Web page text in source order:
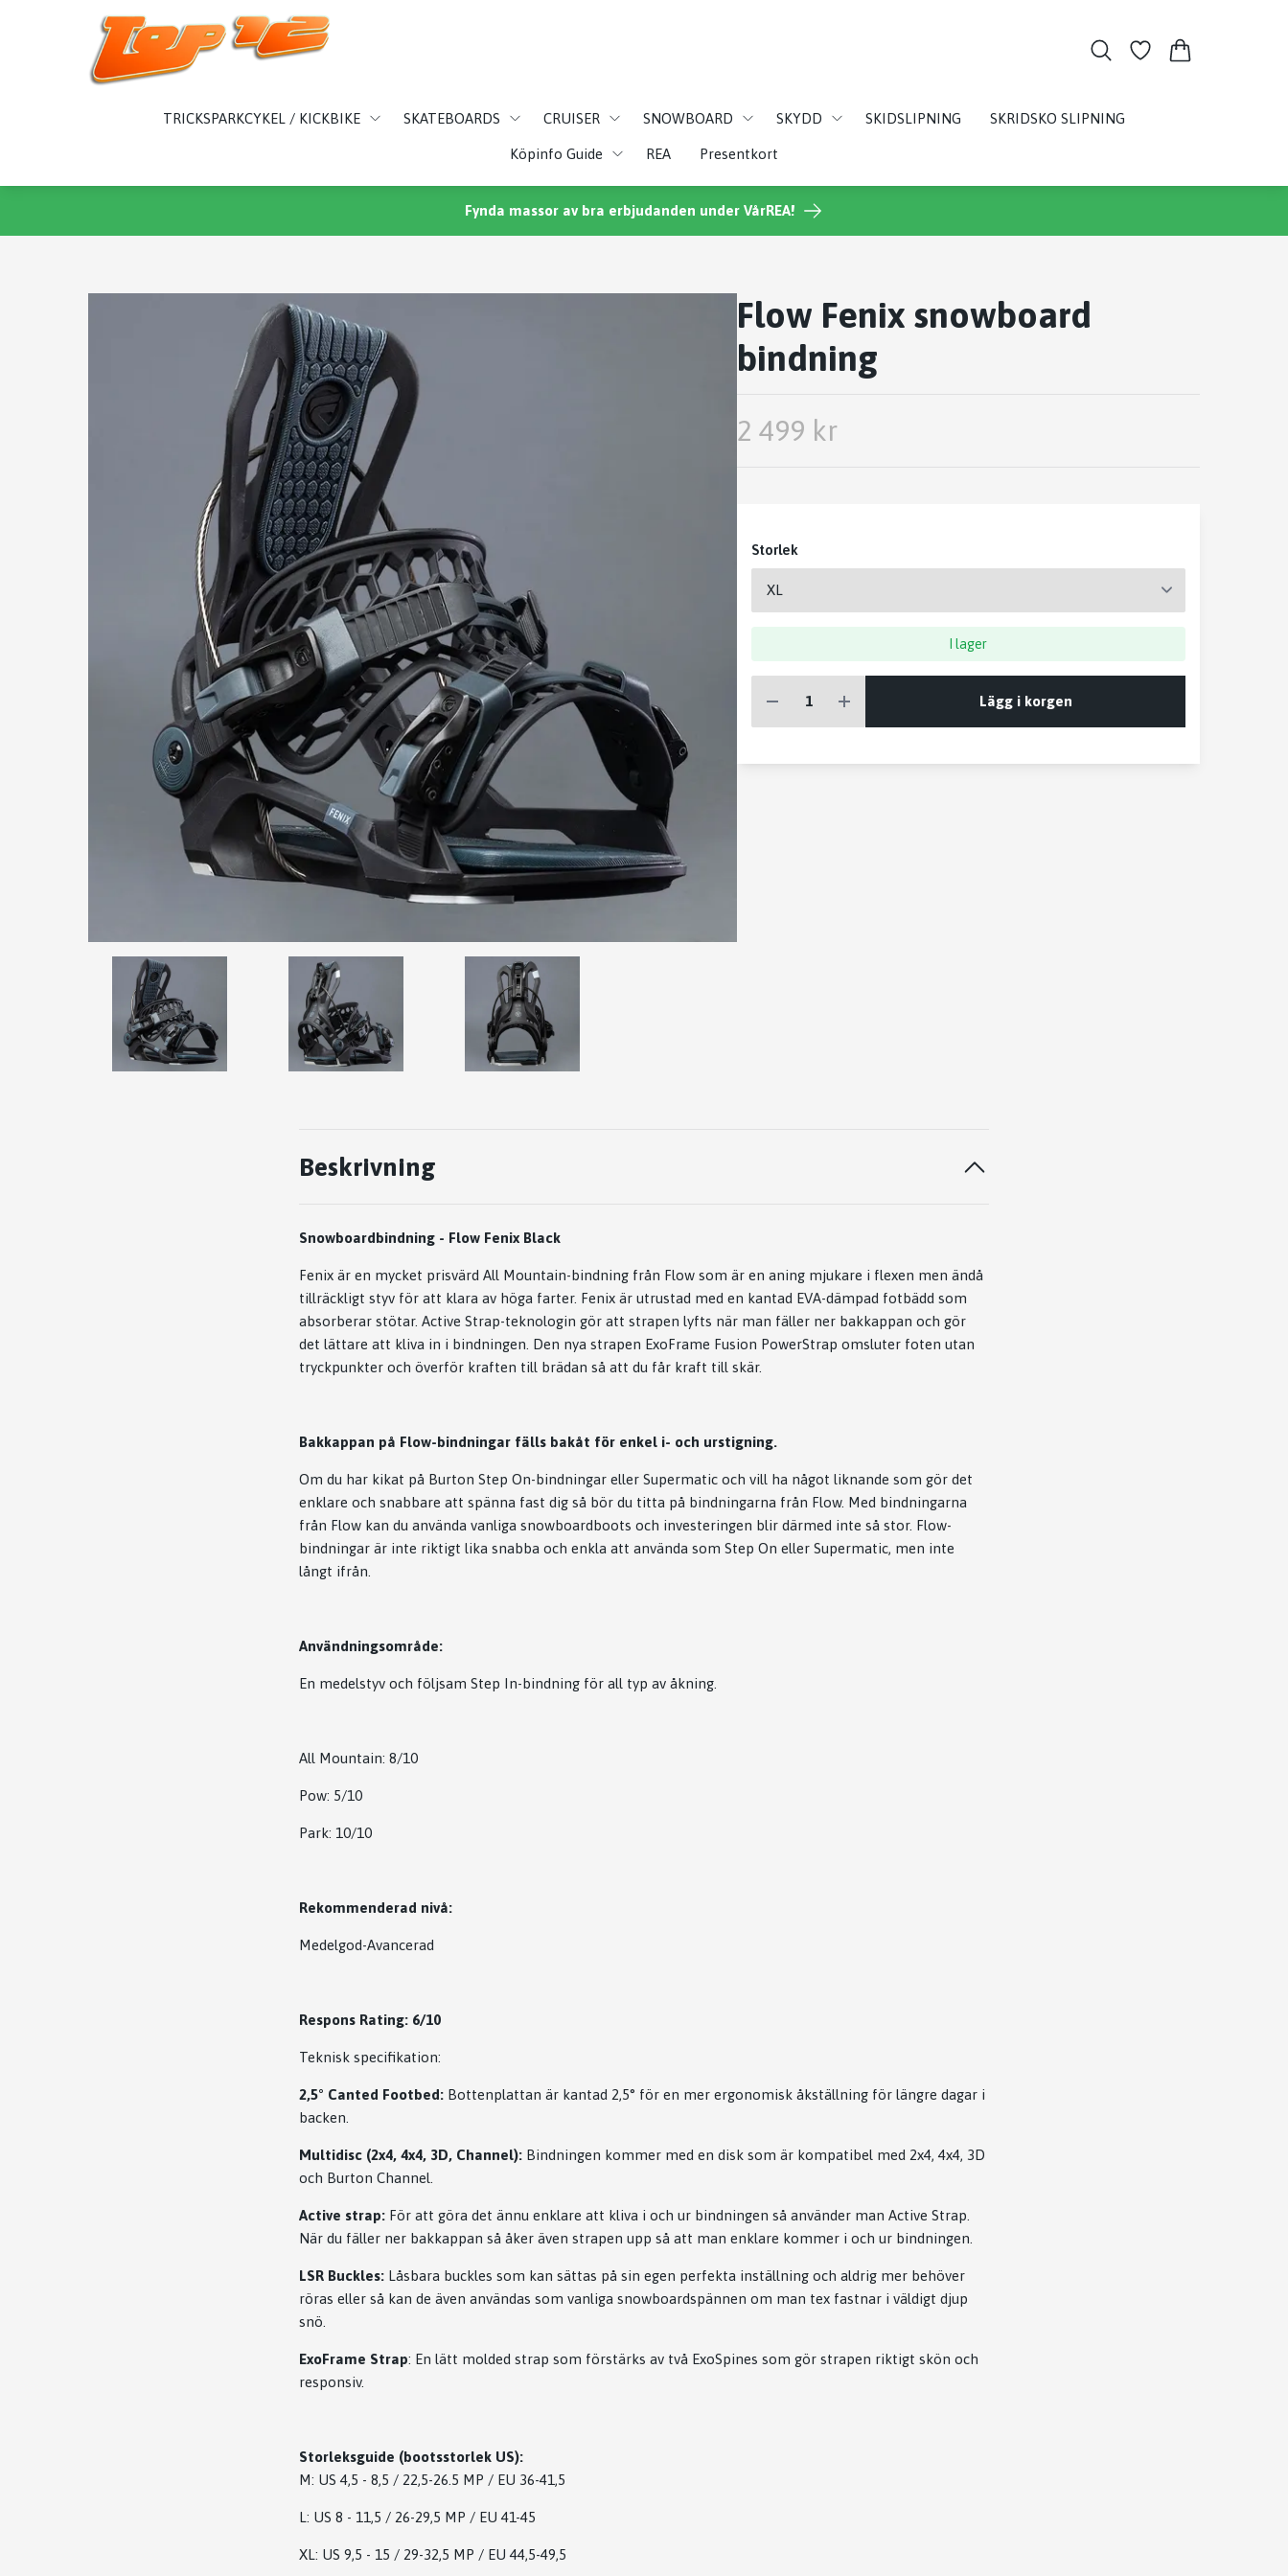
TRICKSPARKCYKEL / KICKBIKE SKATEBOARDS CRUISER SNOWBOARD SKYDD SKIDSLIPNING SKRIDSKO SLIPNING
Köpinfo Guide REA Presentkort
Fynda massor av bra erbjudanden under VårREA!
Flow Fenix snowboard
bindning
2 499 kr
Storlek
I lager
Lägg i korgen
Beskrivning
Snowboardbindning - Flow Fenix Black
Fenix är en mycket prisvärd All Mountain-bindning från Flow som är en aning mjukare i flexen men ändå
tillräckligt styv för att klara av höga farter. Fenix är utrustad med en kantad EVA-dämpad fotbädd som
absorberar stötar. Active Strap-teknologin gör att strapen lyfts när man fäller ner bakkappan och gör
det lättare att kliva in i bindningen. Den nya strapen ExoFrame Fusion PowerStrap omsluter foten utan
tryckpunkter och överför kraften till brädan så att du får kraft till skär.
Bakkappan på Flow-bindningar fälls bakåt för enkel i- och urstigning.
Om du har kikat på Burton Step On-bindningar eller Supermatic och vill ha något liknande som gör det
enklare och snabbare att spänna fast dig så bör du titta på bindningarna från Flow. Med bindningarna
från Flow kan du använda vanliga snowboardboots och investeringen blir därmed inte så stor. Flow-
bindningar är inte riktigt lika snabba och enkla att använda som Step On eller Supermatic, men inte
långt ifrån.
Användningsområde:
En medelstyv och följsam Step In-bindning för all typ av åkning.
All Mountain: 8/10
Pow: 5/10
Park: 10/10
Rekommenderad nivå:
Medelgod-Avancerad
Respons Rating: 6/10
Teknisk specifikation:
2,5° Canted Footbed: Bottenplattan är kantad 2,5° för en mer ergonomisk åkställning för längre dagar i
backen.
Multidisc (2x4, 4x4, 3D, Channel): Bindningen kommer med en disk som är kompatibel med 2x4, 4x4, 3D
och Burton Channel.
Active strap: För att göra det ännu enklare att kliva i och ur bindningen så använder man Active Strap.
När du fäller ner bakkappan så åker även strapen upp så att man enklare kommer i och ur bindningen.
LSR Buckles: Låsbara buckles som kan sättas på sin egen perfekta inställning och aldrig mer behöver
röras eller så kan de även användas som vanliga snowboardspännen om man tex fastnar i väldigt djup
snö.
ExoFrame Strap: En lätt molded strap som förstärks av två ExoSpines som gör strapen riktigt skön och
responsiv.
Storleksguide (bootsstorlek US):
M: US 4,5 - 8,5 / 22,5-26.5 MP / EU 36-41,5
L: US 8 - 11,5 / 26-29,5 MP / EU 41-45
XL: US 9,5 - 15 / 29-32,5 MP / EU 44,5-49,5